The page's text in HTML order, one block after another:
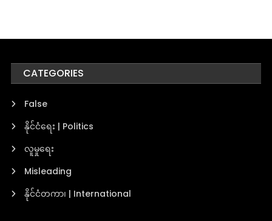
CATEGORIES
False
နိုင်ငံရေး | Politics
လူမှုရေး
Misleading
နိုင်ငံတကာ၊ | International